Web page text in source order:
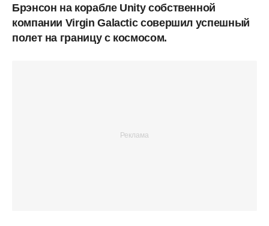
Брэнсон на корабле Unity собственной
компании Virgin Galactic совершил успешный
полет на границу с космосом.